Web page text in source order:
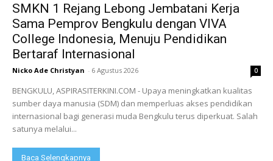
SMKN 1 Rejang Lebong Jembatani Kerja
Sama Pemprov Bengkulu dengan VIVA
College Indonesia, Menuju Pendidikan
Bertaraf Internasional
Nicko Ade Christyan - 6 Agustus 2026 0
BENGKULU, ASPIRASITERKINI.COM - Upaya meningkatkan kualitas
sumber daya manusia (SDM) dan memperluas akses pendidikan
internasional bagi generasi muda Bengkulu terus diperkuat. Salah
satunya melalui...
Baca Selengkapnya